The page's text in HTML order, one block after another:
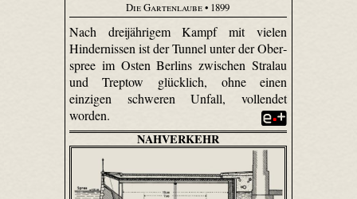
Die Gartenlaube• 1899
Nach dreijährigem Kampf mit vielen
Hindernissen ist der Tunnel unter der Ober­
spree im Osten Berlins zwischen Stralau
und Treptow glücklich, ohne einen
einzigen schweren Unfall, vollendet
worden.
NAHVERKEHR